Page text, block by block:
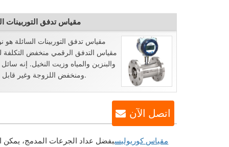
مقياس تدفق التوربينات
مقياس تدفق التوربينات السائلة هو
مقياس التدفق الرقمي منخفض التكلفة
والبنزين والمياه وزيت النخيل. إنه
ومنخفض اللزوجة وغير قابل للتآكل.
اتصل الآن
مقياس كوريوليسبفضل عداد الجرعات المدمج، يمكن